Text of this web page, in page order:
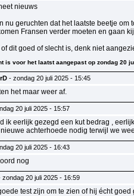
nieuws
nu geruchten dat het laatste beetje
Fransen verder moeten en gaan
dit goed of slecht is, denk niet
is voor het laatst aangepast op zondag 20
- zondag 20 juli 2025 - 15:45
het maar weer af.
20 juli 2025 - 15:57
ik eerlijk gezegd een kut bedrag ,
achterhoede nodig terwijl we
20 juli 2025 - 16:43
nog
zondag 20 juli 2025 - 16:59
test zijn om te zien of hij écht